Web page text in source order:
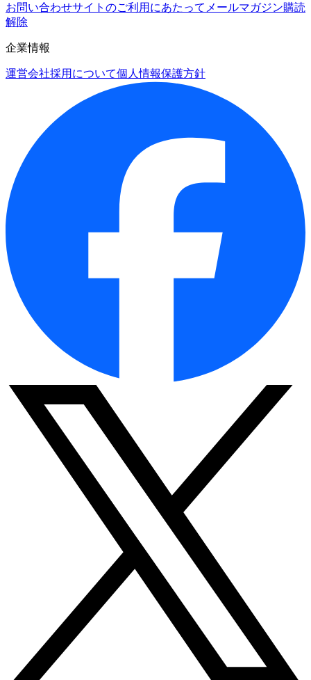
お問い合わせサイトのご利用にあたって メールマガジン購読
解除
企業情報
運営会社採用について個人情報保護方針